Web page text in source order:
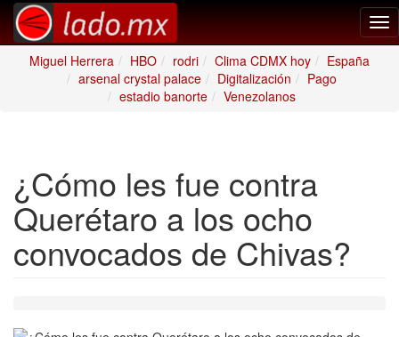
Miguel Herrera
HBO rodri Clima CDMX hoy
España
arsenal crystal palace
Digitalización
Pago
estadio banorte
Venezolanos
¿Cómo les fue contra
Querétaro a los ocho
convocados de Chivas?